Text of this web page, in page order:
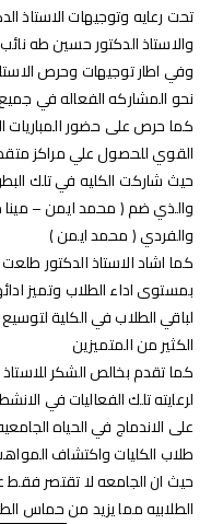
تحت رعايه وتوجيهات الاستاذ
والاستاذ الدكتور حسين طه
وفي اطار توجيهات وحرص
نحو المشاركه الفعاله في
كما حرص على حضور المباريات
القوي للحصول علي مراكز
حيث شاركت الكليه في تلك
والذي ضم ( محمد ايمن –
والفردي ( محمد ايمن )
كما اشاد الاستاذ الدكتور طلعت
بمستوى اداء الطلاب وتميز
لباقي الطلاب في الكلية
الكثير من المتميزين
كما تقدم بخالص الشكر
لرعايته تلك الفعاليات في
على الاندماج في الحياه
طلاب الكليات واكتشاف
حيث ان الجامعه لا تقتصر فقط
الطلابيه مما يزيد من حماس